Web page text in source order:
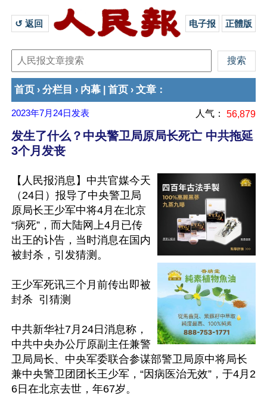
↺ 返回 电子报 正體版
首页 › 分栏目 › 内幕 首页 › 文章 ：
2023年7月24日 发表 人气： 56,879
发生了什么？中央警卫局原局长死亡 中共拖延
3个月发丧
【人民报消息】中共官媒今天
（24日）报导了中央警卫局
原局长王少军中将4月在北京
“病死”，而大陆网上4月已传
出王的讣告，当时消息在国内
被封杀，引发猜测。
王少军死讯三个月前传出即被
封杀  引猜测
中共新华社7月24日消息称，
中共中央办公厅原副主任兼警
卫局局长、中央军委联合参谋部警卫局原中将局长
兼中央警卫团团长王少军，“因病医治无效”，于4月2
6日在北京去世，年67岁。